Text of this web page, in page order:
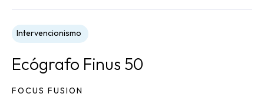
Intervencionismo
Ecógrafo Finus 50
FOCUS FUSION